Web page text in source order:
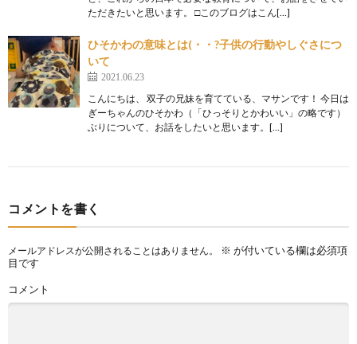
ただきたいと思います。 □このブログはこん[…]
ひそかわの意味とは(・・?子供の行動やしぐさにつ
いて
2021.06.23
こんにちは、 双子の兄妹を育てている、マサンです！ 今日は
ぎーちゃんのひそかわ（「ひっそりとかわいい」の略です）
ぶりについて、お話をしたいと思います。[…]
コメントを書く
メールアドレスが公開されることはありません。 ※ が付いている欄は必須項
目です
コメント